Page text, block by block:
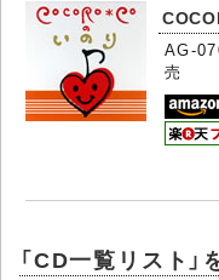
AG-
売
「CD一覧リスト